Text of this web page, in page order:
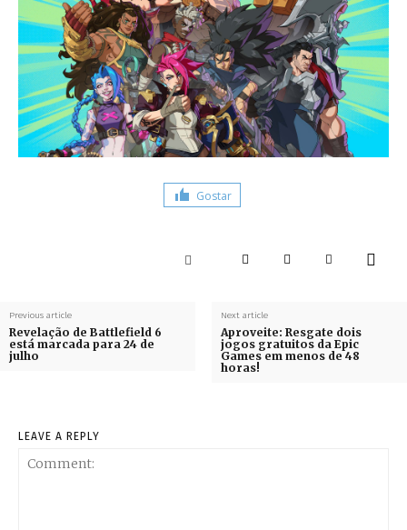
Gostar
Previous article
Revelação de Battlefield 6
está marcada para 24 de
julho
Next article
Aproveite: Resgate dois
jogos gratuitos da Epic
Games em menos de 48
horas!
LEAVE A REPLY